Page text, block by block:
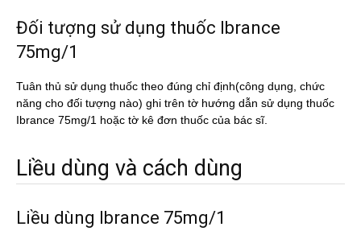
Đối tượng sử dụng thuốc Ibrance
75mg/1
Tuân thủ sử dụng thuốc theo đúng chỉ định(công dụng, chức
năng cho đối tượng nào) ghi trên tờ hướng dẫn sử dụng thuốc
Ibrance 75mg/1 hoặc tờ kê đơn thuốc của bác sĩ.
Liều dùng và cách dùng
Liều dùng Ibrance 75mg/1